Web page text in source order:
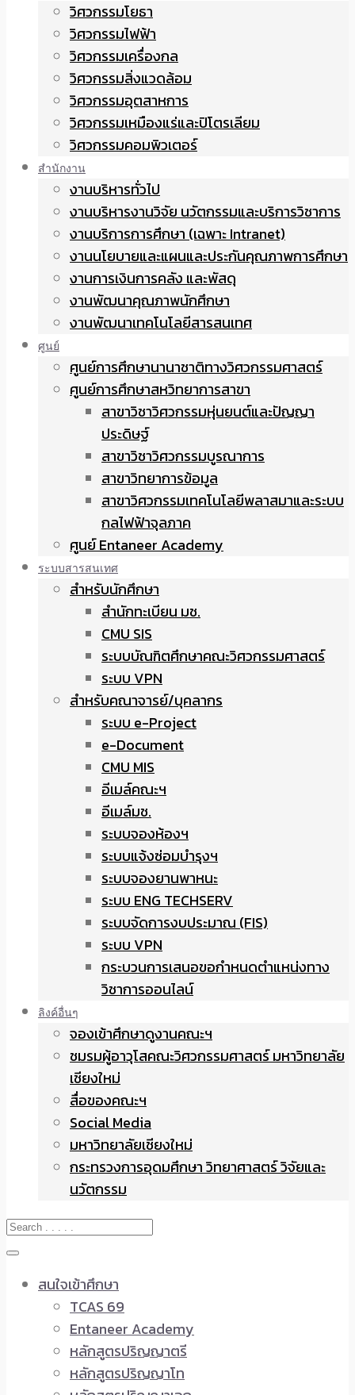
วิศวกรรมโยธา
วิศวกรรมไฟฟ้า
วิศวกรรมเครื่องกล
วิศวกรรมสิ่งแวดล้อม
วิศวกรรมอุตสาหการ
วิศวกรรมเหมืองแร่และปิโตรเลียม
วิศวกรรมคอมพิวเตอร์
สำนักงาน
งานบริหารทั่วไป
งานบริหารงานวิจัย นวัตกรรมและบริการวิชาการ
งานบริการการศึกษา (เฉพาะ Intranet)
งานนโยบายและแผนและประกันคุณภาพการศึกษา
งานการเงินการคลัง และพัสดุ
งานพัฒนาคุณภาพนักศึกษา
งานพัฒนาเทคโนโลยีสารสนเทศ
ศูนย์
ศูนย์การศึกษานานาชาติทางวิศวกรรมศาสตร์
ศูนย์การศึกษาสหวิทยาการสาขา
สาขาวิชาวิศวกรรมหุ่นยนต์และปัญญา
ประดิษฐ์
สาขาวิชาวิศวกรรมบูรณาการ
สาขาวิทยาการข้อมูล
สาขาวิศวกรรมเทคโนโลยีพลาสมาและระบบ
กลไฟฟ้าจุลภาค
ศูนย์ Entaneer Academy
ระบบสารสนเทศ
สำหรับนักศึกษา
สำนักทะเบียน มช.
CMU SIS
ระบบบัณฑิตศึกษาคณะวิศวกรรมศาสตร์
ระบบ VPN
สำหรับคณาจารย์/บุคลากร
ระบบ e-Project
e-Document
CMU MIS
อีเมล์คณะฯ
อีเมล์มช.
ระบบจองห้องฯ
ระบบแจ้งซ่อมบำรุงฯ
ระบบจองยานพาหนะ
ระบบ ENG TECHSERV
ระบบจัดการงบประมาณ (FIS)
ระบบ VPN
กระบวนการเสนอขอกำหนดตำแหน่งทาง
วิชาการออนไลน์
ลิงค์อื่นๆ
จองเข้าศึกษาดูงานคณะฯ
ชมรมผู้อาวุโสคณะวิศวกรรมศาสตร์ มหาวิทยาลัย
เชียงใหม่
สื่อของคณะฯ
Social Media
มหาวิทยาลัยเชียงใหม่
กระทรวงการอุดมศึกษา วิทยาศาสตร์ วิจัยและ
นวัตกรรม
สนใจเข้าศึกษา
TCAS 69
Entaneer Academy
หลักสูตรปริญญาตรี
หลักสูตรปริญญาโท